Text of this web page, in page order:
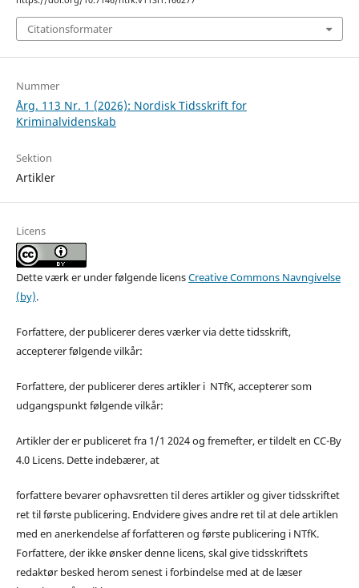
Citationsformater
Nummer
Årg. 113 Nr. 1 (2026): Nordisk Tidsskrift for
Kriminalvidenskab
Sektion
Artikler
Licens
Dette værk er under følgende licensCreative Commons Navngivelse
(by).
Forfattere, der publicerer deres værker via dette tidsskrift,
accepterer følgende vilkår:
Forfattere, der publicerer deres artikler i NTfK, accepterer som
udgangspunkt følgende vilkår:
Artikler der er publiceret fra 1/1 2024 og fremefter, er tildelt en CC-By
4.0 Licens. Dette indebærer, at
forfattere bevarer ophavsretten til deres artikler og giver tidsskriftet
ret til første publicering. Endvidere gives andre ret til at dele artiklen
med en anerkendelse af forfatteren og første publicering i NTfK.
Forfattere, der ikke ønsker denne licens, skal give tidsskriftets
redaktør besked herom senest i forbindelse med at de læser